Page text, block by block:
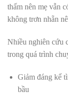
thấm nên mẹ vẫn
không trơn nhẵn
Nhiều nghiên cứu
trong quá trình
Giảm đáng kể
bầu